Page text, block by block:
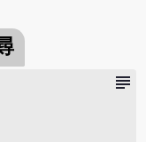
subject